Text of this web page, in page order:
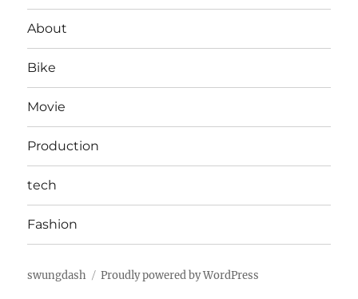
About
Bike
Movie
Production
tech
Fashion
swungdash Proudly powered by WordPress